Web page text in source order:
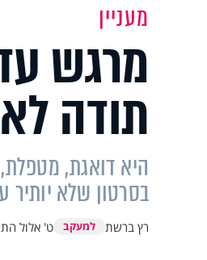
מעניין
מרגש
תודה
היא דואגת,
בסרטון שלא יותיר
רץ ברשת למעקב ט' אלול